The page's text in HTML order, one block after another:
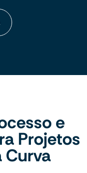
e
Projetos
Curva